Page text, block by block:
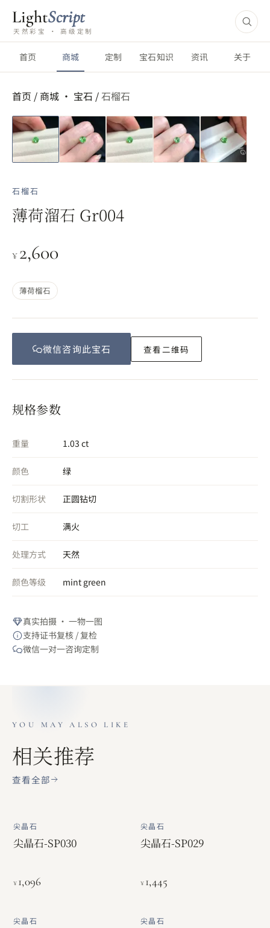
LightScript
天然彩宝 · 高级定制
首页 商城 定制 宝石知识 资讯 关于
首页 / 商城 · 宝石 /石榴石
石榴石
薄荷溜石 Gr004
¥2,600
薄荷榴石
微信咨询此宝石 查看二维码
规格参数
重量 1.03 ct
颜色 绿
切割形状 正圆钻切
切工 满火
处理方式 天然
颜色等级 mint green
真实拍摄 · 一物一图
支持证书复核 / 复检
微信一对一咨询定制
YOU MAY ALSO LIKE
相关推荐
查看全部
尖晶石
尖晶石-SP030
¥1,096
尖晶石
尖晶石-SP029
¥1,445
尖晶石 尖晶石